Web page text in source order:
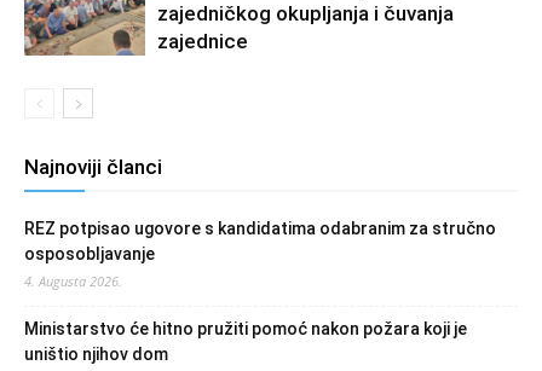
zajedničkog okupljanja i čuvanja
zajednice
Najnoviji članci
REZ potpisao ugovore s kandidatima odabranim za stručno
osposobljavanje
4. Augusta 2026.
Ministarstvo će hitno pružiti pomoć nakon požara koji je
uništio njihov dom